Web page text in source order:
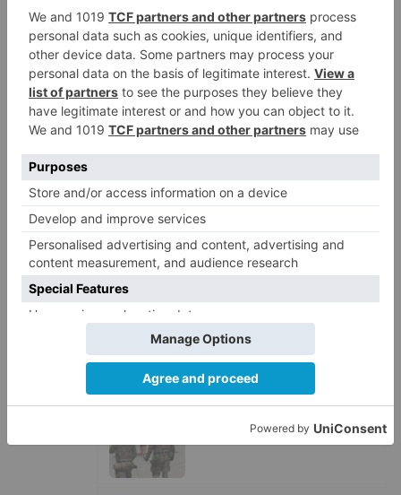
El Burgos CF anuncia que Álex
Lizancos ha sido operado con
éxito del menisco de su rodilla
izquierda
Detenidas tres personas en
hachís, cocaína y marihuana
ocultos en su vehículo
LO ÚLTIMO
1
el día de su patrón
La Junta no asistirá a la
Conferencia Sectorial de
Infancia y pide el retorno de los